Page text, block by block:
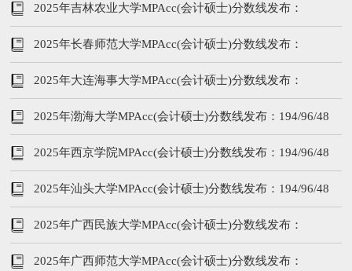
194/96/48
2025年吉林农业大学MPAcc(会计硕士)分数线发布：
194/96/48
2025年长春师范大学MPAcc(会计硕士)分数线发布：
194/96/48
2025年大连海事大学MPAcc(会计硕士)分数线发布：
203/96/48
2025年渤海大学MPAcc(会计硕士)分数线发布：194/96/48
2025年西京学院MPAcc(会计硕士)分数线发布：194/96/48
2025年汕头大学MPAcc(会计硕士)分数线发布：194/96/48
2025年广西民族大学MPAcc(会计硕士)分数线发布：
184/86/43
2025年广西师范大学MPAcc(会计硕士)分数线发布：